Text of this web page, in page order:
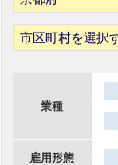
市区町村を選択
業種
雇用形態